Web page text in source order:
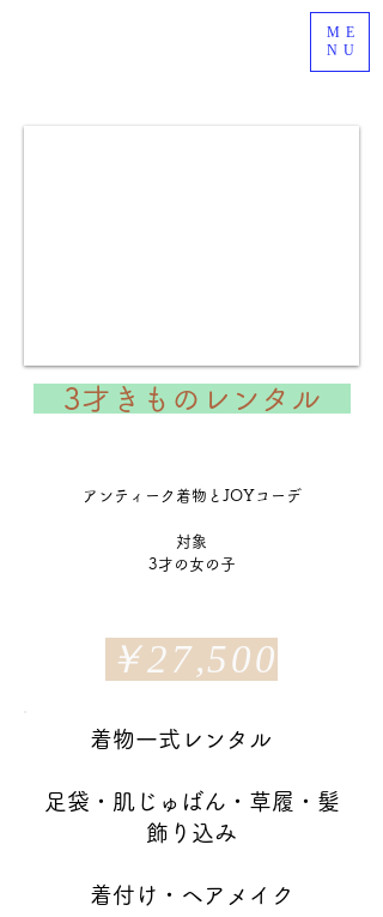
ME
NU
3才きものレンタル
​アンティーク着物とJOYコーデ
対象
3才の女の子
​￥27,500
着物一式レンタル
​足袋・肌じゅばん・草履・髪
飾り込み
着付け・ヘアメイク